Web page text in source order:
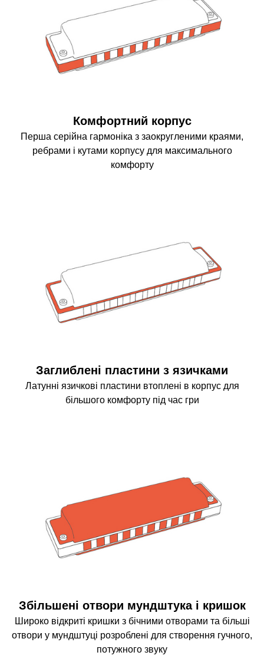
Комфортний корпус
Перша серійна гармоніка з заокругленими краями,
ребрами і кутами корпусу для максимального
комфорту
Заглиблені пластини з язичками
Латунні язичкові пластини втоплені в корпус для
більшого комфорту під час гри
Збільшені отвори мундштука і кришок
Широко відкриті кришки з бічними отворами та більші
отвори у мундштуці розроблені для створення гучного,
потужного звуку